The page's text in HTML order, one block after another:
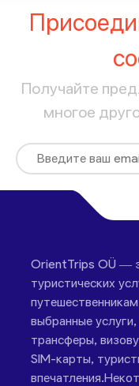
Получайте
многое
OrientTrips OÜ —
туристических
выбранные
трансферы,
SIM-карты,